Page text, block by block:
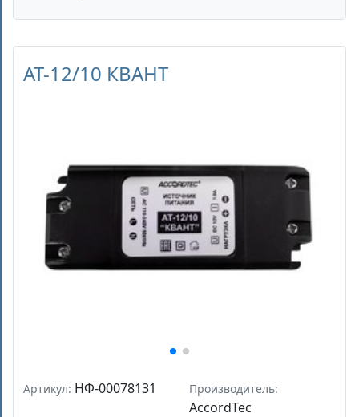
AT-12/10 КВАНТ
Артикул: НФ-00078131 Производитель:
AccordTec